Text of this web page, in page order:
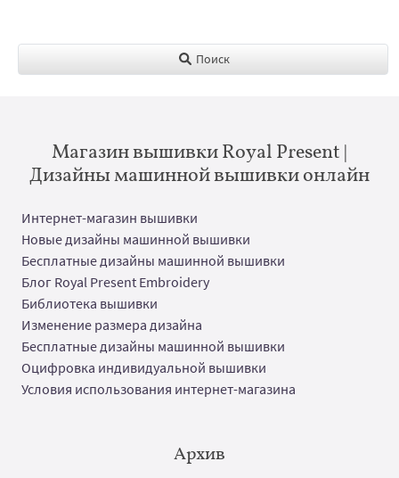
Поиск
Магазин вышивки Royal Present |
Дизайны машинной вышивки онлайн
Интернет-магазин вышивки
Новые дизайны машинной вышивки
Бесплатные дизайны машинной вышивки
Блог Royal Present Embroidery
Библиотека вышивки
Изменение размера дизайна
Бесплатные дизайны машинной вышивки
Оцифровка индивидуальной вышивки
Условия использования интернет-магазина
Архив